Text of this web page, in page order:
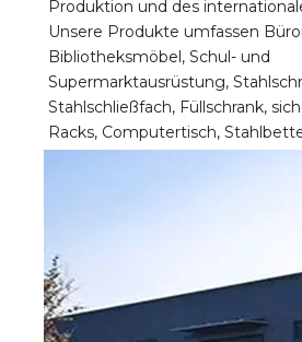
Produktion und des
Unsere Produkte umfassen
Bibliotheksmöbel, Schul- und
Supermarktausrüstung,
Stahlschließfach, Füllschrank,
Racks, Computertisch,